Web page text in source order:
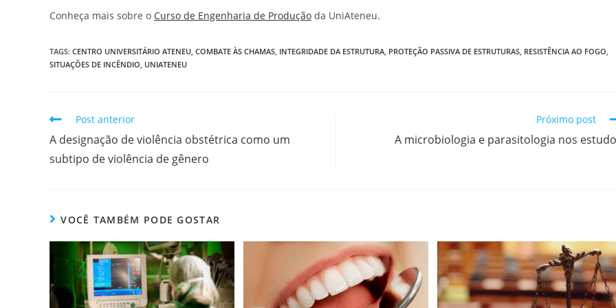
Conheça mais sobre o Curso de Engenharia de Produção da UniAteneu.
TAGS: CENTRO UNIVERSITÁRIO ATENEU COMBATE ÀS CHAMAS INTEGRIDADE DA ESTRUTURA PROTEÇÃO PASSIVA DE ESTRUTURAS RESISTÊNCIA AO FOGO
SITUAÇÕES DE INCÊNDIO UNIATENEU
Post anterior
A designação de violência obstétrica como um
subtipo de violência de gênero
Próximo post
A microbiologia e parasitologia nos
VOCÊ TAMBÉM PODE GOSTAR